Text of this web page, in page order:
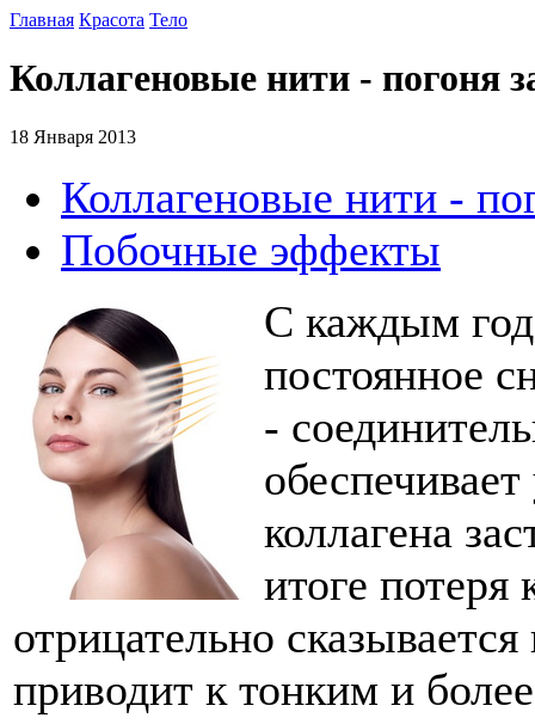
Главная Красота Тело
Коллагеновые нити - погоня
18 Января 2013
Коллагеновые нити -
Побочные эффекты
С каждым
постоянное
-
коллагена
итоге потеря
отрицательно
приводит к тонким и